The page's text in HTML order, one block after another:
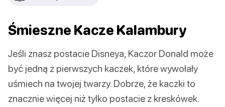
Śmieszne Kacze Kalambury
Jeśli znasz postacie Disneya, Kaczor Donald może
być jedną z pierwszych kaczek, które wywołały
uśmiech na twojej twarzy. Dobrze, że kaczki to
znacznie więcej niż tylko postacie z kreskówek.